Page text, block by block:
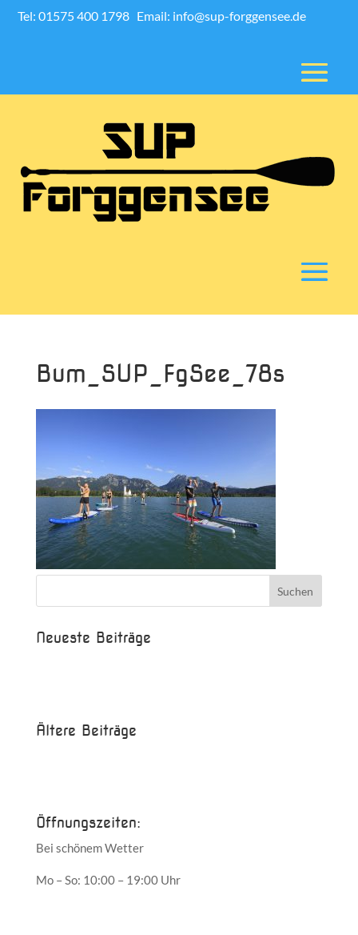
Tel: 01575 400 1798 Email: info@sup-forggensee.de
Bum_SUP_FgSee_78s
Neueste Beiträge
Ältere Beiträge
Öffnungszeiten:
Bei schönem Wetter
Mo – So: 10:00 – 19:00 Uhr